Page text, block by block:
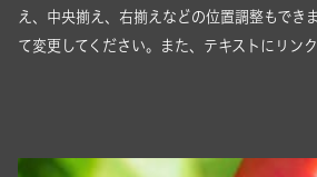
え、中央揃え、右揃えなどの位置調整もでき
て変更してください。また、テキストにリン